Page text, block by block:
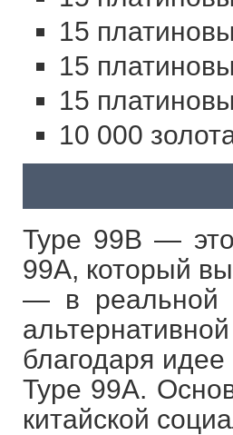
15
15
15
10 000
Type 99B — это
99A, который
— в реальной
благодаря идее
Type 99A.
китайской